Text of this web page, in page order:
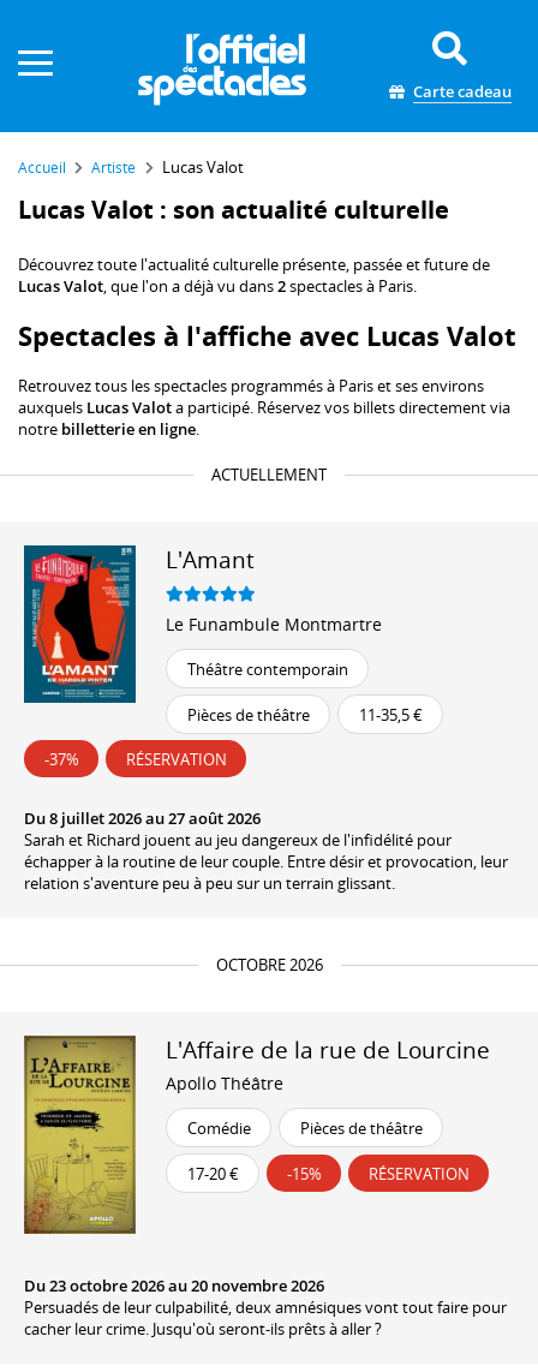
Carte cadeau
Accueil Artiste Lucas Valot
Lucas Valot : son actualité culturelle
Découvrez toute l'actualité culturelle présente, passée et future de
Lucas Valot, que l'on a déjà vu dans2spectacles à Paris.
Spectacles à l'affiche avec Lucas Valot
Retrouvez tous les spectacles programmés à Paris et ses environs
auxquels Lucas Valota participé. Réservez vos billets directement via
notre billetterie en ligne.
ACTUELLEMENT
L'Amant
Le Funambule Montmartre
Théâtre contemporain
Pièces de théâtre 11-35,5 €
-37% RÉSERVATION
Du 8 juillet 2026 au 27 août 2026
Sarah et Richard jouent au jeu dangereux de l'infidélité pour
échapper à la routine de leur couple. Entre désir et provocation, leur
relation s'aventure peu à peu sur un terrain glissant.
OCTOBRE 2026
L'Affaire de la rue de Lourcine
Apollo Théâtre
Comédie Pièces de théâtre
17-20 € -15% RÉSERVATION
Du 23 octobre 2026 au 20 novembre 2026
Persuadés de leur culpabilité, deux amnésiques vont tout faire pour
cacher leur crime. Jusqu'où seront-ils prêts à aller ?